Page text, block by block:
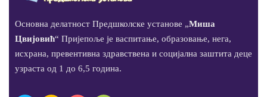
Основна делатност Предшколске установе „Миша
Цвијовић“ Пријепоље је васпитање, образовање, нега,
исхрана, превентивна здравствена и социјална заштита деце
узраста од 1 до 6,5 година.